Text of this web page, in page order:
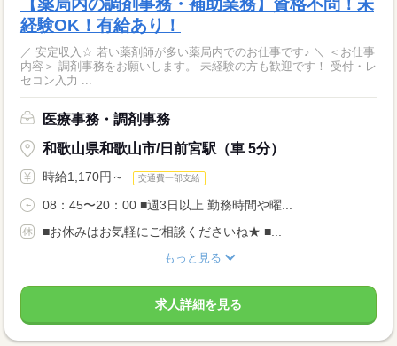
【薬局内の調剤事務・補助業務】資格不問！未
経験OK！有給あり！
／ 安定収入☆ 若い薬剤師が多い薬局内でのお仕事です♪ ＼ ＜お仕事
内容＞ 調剤事務をお願いします。 未経験の方も歓迎です！ 受付・レ
セコン入力 ...
医療事務・調剤事務
和歌山県和歌山市/日前宮駅（車 5分）
時給1,170円～ 交通費一部支給
08：45〜20：00 ■週3日以上 勤務時間や曜...
■お休みはお気軽にご相談くださいね★ ■...
もっと見る
求人詳細を見る